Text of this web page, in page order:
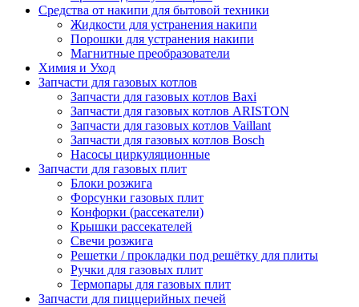
Средства от накипи для бытовой техники
Жидкости для устранения накипи
Порошки для устранения накипи
Магнитные преобразователи
Химия и Уход
Запчасти для газовых котлов
Запчасти для газовых котлов Baxi
Запчасти для газовых котлов ARISTON
Запчасти для газовых котлов Vaillant
Запчасти для газовых котлов Bosch
Насосы циркуляционные
Запчасти для газовых плит
Блоки розжига
Форсунки газовых плит
Конфорки (рассекатели)
Крышки рассекателей
Свечи розжига
Решетки / прокладки под решётку для плиты
Ручки для газовых плит
Термопары для газовых плит
Запчасти для пиццерийных печей